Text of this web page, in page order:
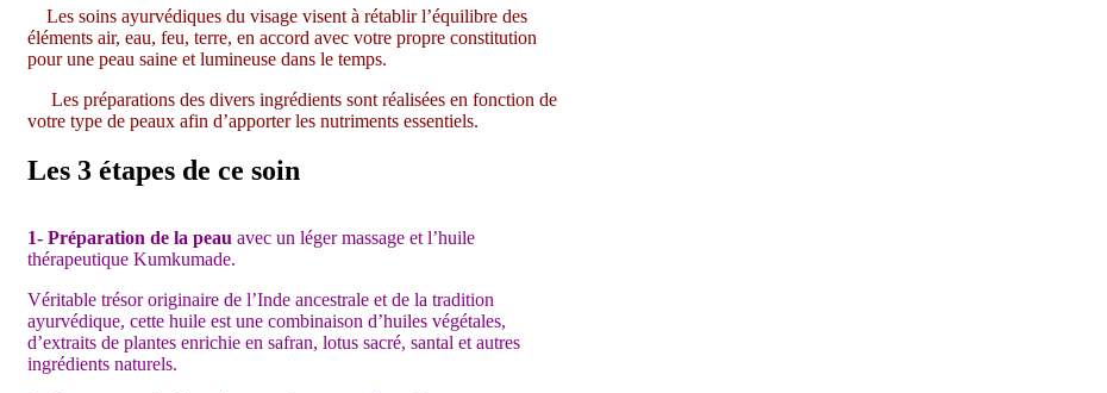
Les soins ayurvédiques du visage visent à rétablir l’équilibre des
éléments air, eau, feu, terre, en accord avec votre propre constitution
pour une peau saine et lumineuse dans le temps.
Les préparations des divers ingrédients sont réalisées en fonction de
votre type de peaux afin d’apporter les nutriments essentiels.
Les 3 étapes de ce soin
1- Préparation de la peau avec un léger massage et l’huile
thérapeutique Kumkumade.
Véritable trésor originaire de l’Inde ancestrale et de la tradition
ayurvédique, cette huile est une combinaison d’huiles végétales,
d’extraits de plantes enrichie en safran, lotus sacré, santal et autres
ingrédients naturels.